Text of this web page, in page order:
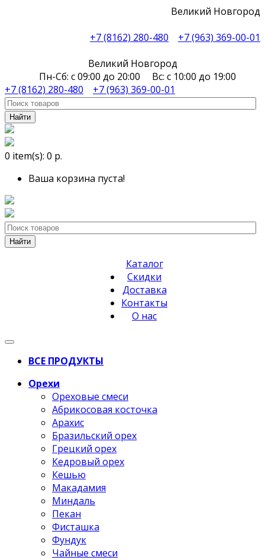
Великий Новгород
+7 (8162) 280-480
+7 (963) 369-00-01
Великий Новгород
Пн-Сб: с 09:00 до 20:00 Вс: с 10:00 до 19:00
+7 (8162) 280-480
+7 (963) 369-00-01
Найти
0 item(s): 0 р.
Ваша корзина пуста!
Найти
Каталог
Скидки
Доставка
Контакты
О нас
ВСЕ ПРОДУКТЫ
Орехи
Ореховые смеси
Абрикосовая косточка
Арахис
Бразильский орех
Грецкий орех
Кедровый орех
Кешью
Макадамия
Миндаль
Пекан
Фисташка
Фундук
Чайные смеси